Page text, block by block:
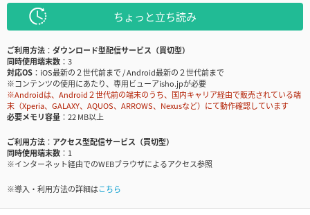
ちょっと立ち読み
ご利用方法
ダウンロード型配信サービス（買切型）
同時使用端末数
3
対応OS
iOS最新の２世代前まで / Android最新の２世代前まで
※コンテンツの使用にあたり、専用ビューアisho.jpが必要
※Androidは、Android２世代前の端末のうち、国内キャリア経由で販売されている端
末（Xperia、GALAXY、AQUOS、ARROWS、Nexusなど）にて動作確認しています
必要メモリ容量
22 MB以上
ご利用方法
アクセス型配信サービス（買切型）
同時使用端末数
1
※インターネット経由でのWEBブラウザによるアクセス参照
※導入・利用方法の詳細はこちら